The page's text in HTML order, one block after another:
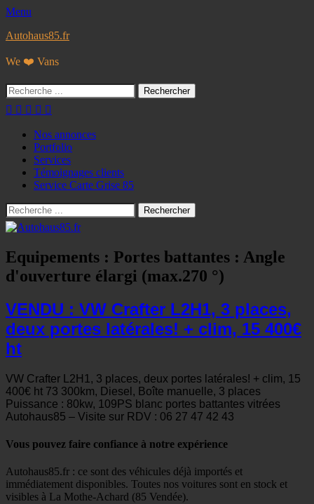
Menu
Autohaus85.fr
We ❤️ Vans
Rechercher :
Facebook
Googleplus
E- Instagram
Menu
principal
Aller
contenu
Nos annonces
Portfolio
Services
Témoignages clients
Service Carte Grise 85
Recherche
Rechercher :
Equipements : Portes battantes : Angle
d'ouverture élargi (max.270 °)
VENDU : VW Crafter L2H1, 3 places,
deux portes latérales! + clim, 15 400€
ht
VW Crafter L2H1, 3 places, deux portes latérales! + clim, 15
400€ ht 73 300km, Diesel, Boîte manuelle, 3 places
Puissance : 80kw, 109PS blanc portes battantes vitrées
Autohaus85 – Visite sur RDV : 06 27 47 42 43
Vous pouvez faire confiance à notre expérience
Autohaus85.fr : ce sont des véhicules déjà importés et
immédiatement disponibles. Toutes nos voitures sont en stock et
visibles à La Mothe-Achard (85 Vendée).